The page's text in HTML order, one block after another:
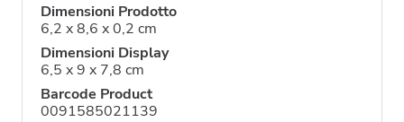
Dimensioni Prodotto
6,2 x 8,6 x 0,2 cm
Dimensioni Display
6,5 x 9 x 7,8 cm
Barcode Product
0091585021139